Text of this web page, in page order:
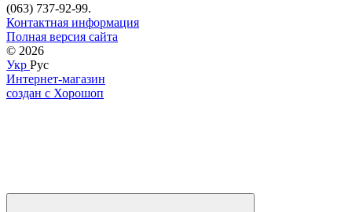
(063) 737-92-99.
Контактная информация
Полная версия сайта
© 2026
Укр Рус
Интернет-магазин
создан с Хорошоп